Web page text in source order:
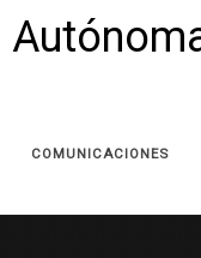
COMUNICACIONES